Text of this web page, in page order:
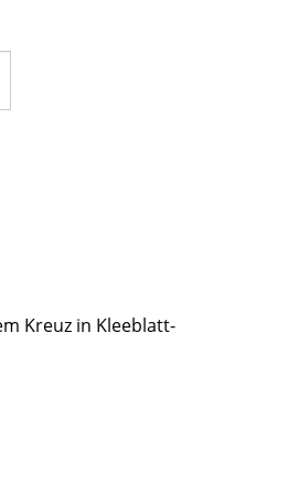
Kreuz in Kleeblatt-